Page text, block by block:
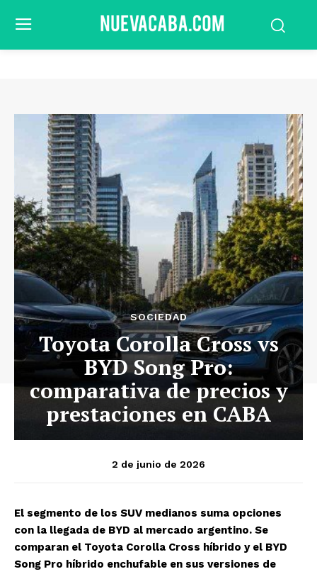
SOCIEDAD
Toyota Corolla Cross vs
BYD Song Pro:
comparativa de precios y
prestaciones en CABA
2 de junio de 2026
El segmento de los SUV medianos suma opciones
con la llegada de BYD al mercado argentino. Se
comparan el Toyota Corolla Cross híbrido y el BYD
Song Pro híbrido enchufable en sus versiones de